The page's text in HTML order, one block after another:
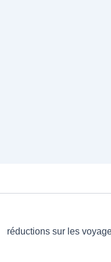
réductions sur les